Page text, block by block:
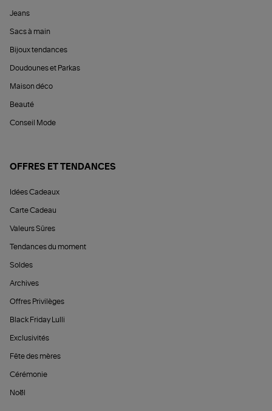
Jeans
Sacs à main
Bijoux tendances
Doudounes et Parkas
Maison déco
Beauté
Conseil Mode
OFFRES ET TENDANCES
Idées Cadeaux
Carte Cadeau
Valeurs Sûres
Tendances du moment
Soldes
Archives
Offres Privilèges
Black Friday Lulli
Exclusivités
Fête des mères
Cérémonie
Noël